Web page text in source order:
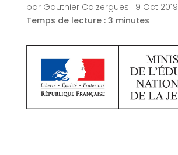
par Gauthier Caizergues
9 Oct 2019
Temps de lecture : 3 minutes